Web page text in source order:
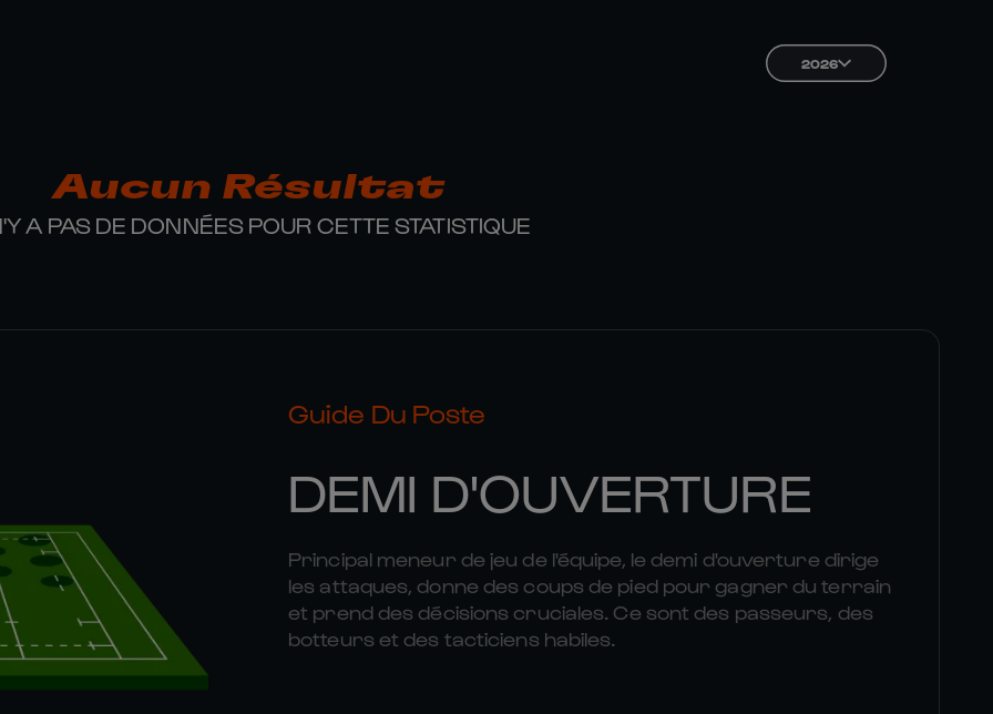
2026
Aucun Résultat
A PAS DE DONNÉES POUR CETTE STATISTIQUE
Guide Du Poste
DEMI D'OUVERTURE
Principal meneur de jeu de l'équipe, le demi d'ouverture dirige
les attaques, donne des coups de pied pour gagner du terrain
et prend des décisions cruciales. Ce sont des passeurs, des
botteurs et des tacticiens habiles.